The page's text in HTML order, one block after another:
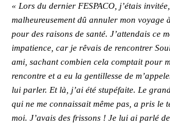
« Lors du dernier FESPACO, j’étais
malheureusement dû annuler mon voyage
pour des raisons de santé. J’attendais ce
impatience, car je rêvais de rencontrer
ami, sachant combien cela comptait pour
rencontre et a eu la gentillesse de
lui parler. Et là, j’ai été stupéfaite. Le
qui ne me connaissait même pas, a pris le
moi. J’avais des frissons ! Je lui ai parlé